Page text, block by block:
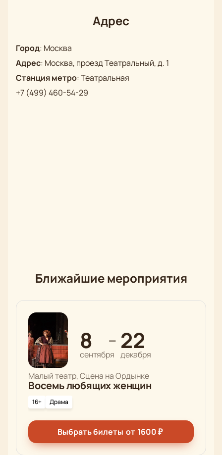
которые их можно купить. Но единственный
«капитал» в его распоряжении – это внешность.
состояние.
Адрес
Город: Москва
Адрес: Москва, проезд Театральный, д. 1
Станция метро:Театральная
+7 (499) 460-54-29
Ближайшие мероприятия
8
сентября
— 22
декабря
Малый театр, Сцена на Ордынке
Восемь любящих женщин
16+ Драма
Выбрать билеты от 1600₽